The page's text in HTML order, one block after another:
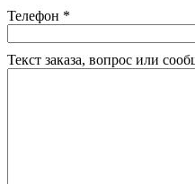
Телефон *
Текст заказа, вопрос или